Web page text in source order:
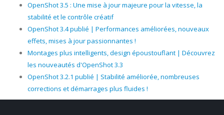
OpenShot 3.5 : Une mise à jour majeure pour la vitesse, la
stabilité et le contrôle créatif
OpenShot 3.4 publié | Performances améliorées, nouveaux
effets, mises à jour passionnantes !
Montages plus intelligents, design époustouflant | Découvrez
les nouveautés d'OpenShot 3.3
OpenShot 3.2.1 publié | Stabilité améliorée, nombreuses
corrections et démarrages plus fluides !